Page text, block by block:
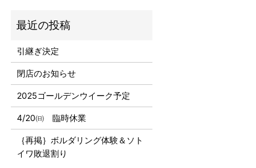
引継ぎ決定
閉店のお知らせ
2025ゴールデンウイーク予定
4/20㈰ 臨時休業
｛再掲｝ボルダリング体験＆ソト
イワ敗退割り